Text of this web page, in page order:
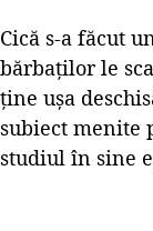
Cică s-a făcut
bărbaților le
ține ușa
subiect menite
studiul în sine e